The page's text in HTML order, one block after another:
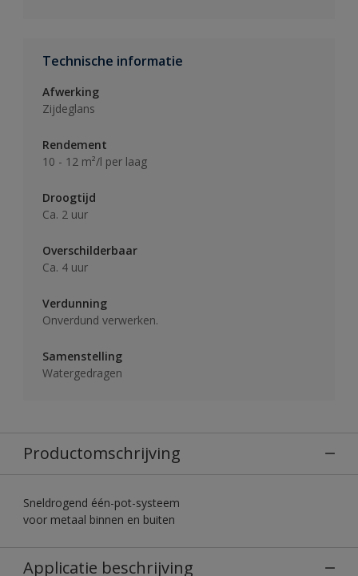
Technische informatie
Afwerking
Zijdeglans
Rendement
10 - 12 m²/l per laag
Droogtijd
Ca. 2 uur
Overschilderbaar
Ca. 4 uur
Verdunning
Onverdund verwerken.
Samenstelling
Watergedragen
Productomschrijving
Sneldrogend één-pot-systeem
voor metaal binnen en buiten
Applicatie beschrijving